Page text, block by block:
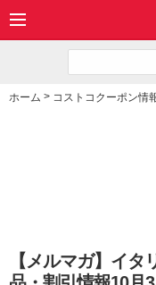
ホーム > コストコクーポン情
【メルマガ】イ